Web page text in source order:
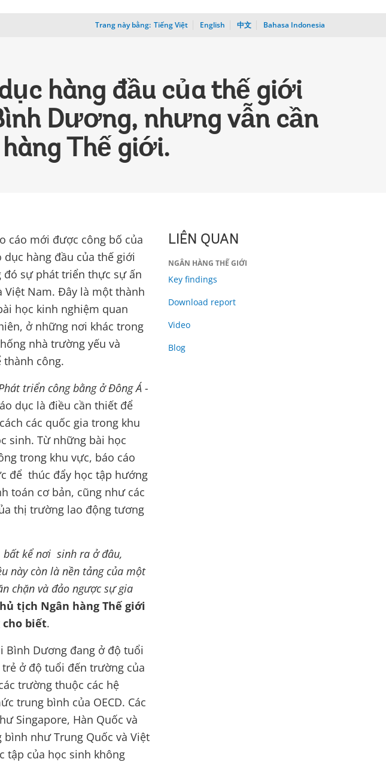
Trang này bằng: Tiếng Việt English 中文 Bahasa Indonesia
hàng đầu của thế giới
Dương, nhưng vẫn cần
Thế giới.
cáo mới được công bố của
hàng đầu của thế giới
đó sự phát triển thực sự ấn
Việt Nam. Đây là một thành
học kinh nghiệm quan
ở những nơi khác trong
nhà trường yếu và
công.
triển công bằng ở Đông Á -
dục là điều cần thiết để
các quốc gia trong khu
sinh. Từ những bài học
trong khu vực, báo cáo
để thúc đẩy học tập hướng
toán cơ bản, cũng như các
thị trường lao động tương
kể nơi sinh ra ở đâu,
này còn là nền tảng của một
chặn và đảo ngược sự gia
tịch Ngân hàng Thế giới
cho biết.
Bình Dương đang ở độ tuổi
ở độ tuổi đến trường của
trường thuộc các hệ
trung bình của OECD. Các
Singapore, Hàn Quốc và
như Trung Quốc và Việt
tập của học sinh không
LIÊN QUAN
NGÂN HÀNG THẾ GIỚI
Key findings
Download report
Video
Blog